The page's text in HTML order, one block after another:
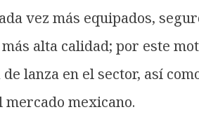
vez más equipados,
alta calidad; por este
lanza en el sector, así
mexicano.